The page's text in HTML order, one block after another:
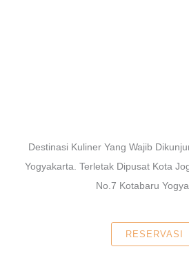
Destinasi Kuliner Yang Wajib
Yogyakarta. Terletak Dipusat Kota
No.7 Kotabaru
RESERVASI